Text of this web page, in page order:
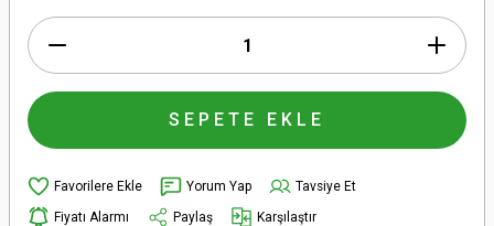
SEPETE EKLE
Yorum Yap
Tavsiye Et
Fiyatı Alarmı
Paylaş Karşılaştır